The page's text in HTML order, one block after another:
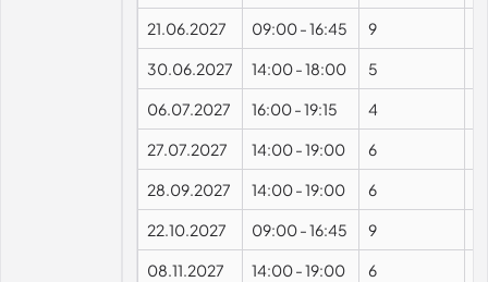
21.06.2027 09:00-16:45 9
30.06.2027 14:00-18:00 5
06.07.2027 16:00-19:15 4
27.07.2027 14:00-19:00 6
28.09.2027 14:00-19:00 6
22.10.2027 09:00-16:45 9
08.11.2027 14:00-19:00 6